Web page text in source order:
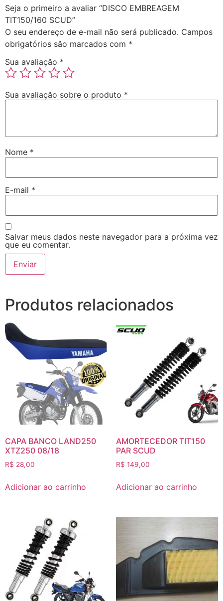
Seja o primeiro a avaliar “DISCO EMBREAGEM
TIT150/160 SCUD”
O seu endereço de e-mail não será publicado. Campos
obrigatórios são marcados com *
Sua avaliação *
Sua avaliação sobre o produto *
Nome *
E-mail *
Salvar meus dados neste navegador para a próxima vez
que eu comentar.
Produtos relacionados
CAPA BANCO LAND250
XTZ250 08/18
R$ 28,00
Adicionar ao carrinho
AMORTECEDOR TIT150
PAR SCUD
R$ 149,00
Adicionar ao carrinho